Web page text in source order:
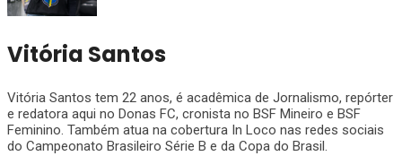
Vitória Santos
Vitória Santos tem 22 anos, é acadêmica de Jornalismo, repórter
e redatora aqui no Donas FC, cronista no BSF Mineiro e BSF
Feminino. Também atua na cobertura In Loco nas redes sociais
do Campeonato Brasileiro Série B e da Copa do Brasil.